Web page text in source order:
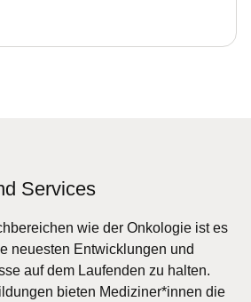
Services
wie der Onkologie ist es
neuesten Entwicklungen und
auf dem Laufenden zu halten.
bieten Mediziner*innen die